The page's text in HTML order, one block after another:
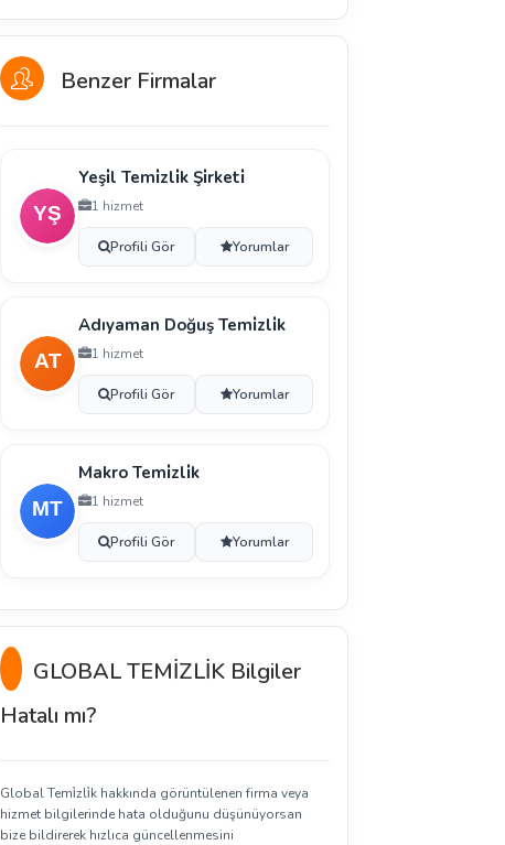
Benzer Firmalar
Yeşi̇l Temi̇zli̇k Şi̇rketi̇
1 hizmet
Profili Gör Yorumlar
Adıyaman Doğuş Temi̇zli̇k
1 hizmet
Profili Gör Yorumlar
Makro Temi̇zli̇k
1 hizmet
Profili Gör Yorumlar
GLOBAL TEMİZLİK Bilgiler
Hatalı mı?
Global Temi̇zli̇k hakkında görüntülenen firma veya
hizmet bilgilerinde hata olduğunu düşünüyorsan
bize bildirerek hızlıca güncellenmesini